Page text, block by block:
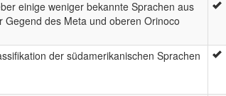
einige weniger bekannte Sprachen aus
Gegend des Meta und oberen Orinoco
der südamerikanischen Sprachen